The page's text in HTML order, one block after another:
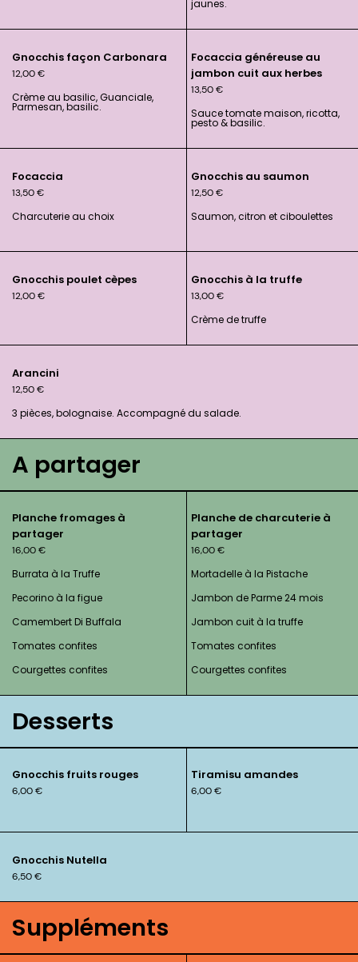
jaunes.
Gnocchis façon Carbonara
12,00€
Crème au basilic, Guanciale,
Parmesan, basilic.
Focaccia généreuse au
jambon cuit aux herbes
13,50€
Sauce tomate maison, ricotta,
pesto & basilic.
Focaccia
13,50€
Charcuterie au choix
Gnocchis au saumon
12,50€
Saumon, citron et ciboulettes
Gnocchis poulet cèpes
12,00€
Gnocchis à la truffe
13,00€
Crème de truffe
Arancini
12,50€
3 pièces, bolognaise. Accompagné du salade.
A partager
Planche fromages à
partager
16,00€
Burrata à la Truffe
Pecorino à la figue
Camembert Di Buffala
Tomates confites
Courgettes confites
Planche de charcuterie à
partager
16,00€
Mortadelle à la Pistache
Jambon de Parme 24 mois
Jambon cuit à la truffe
Tomates confites
Courgettes confites
Desserts
Gnocchis fruits rouges
6,00€
Tiramisu amandes
6,00€
Gnocchis Nutella
6,50€
Suppléments